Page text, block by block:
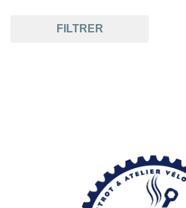
FILTRER